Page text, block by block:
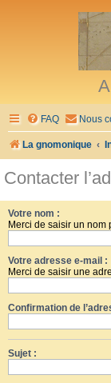
FAQ Nous
La gnomonique
Contacter
Votre nom :
Merci de saisir un nom
Votre adresse e-mail :
Merci de saisir une
Confirmation de
Sujet :